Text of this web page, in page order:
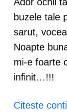
buzele tale
sarut,
Noapte
mi-e foarte
infinit…!!!
Citeste